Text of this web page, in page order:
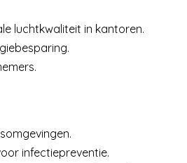
luchtkwaliteit in kantoren.
infectiepreventie.